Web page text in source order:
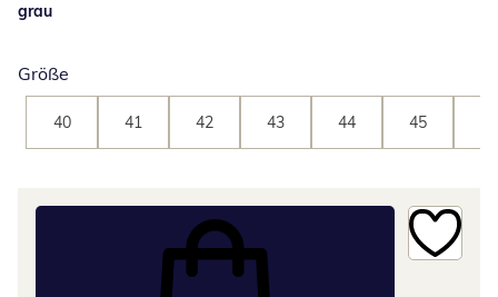
grau
Größe
40 41 42 43 44 45